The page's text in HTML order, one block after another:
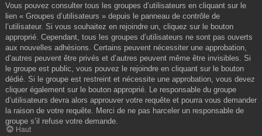
Vous pouvez consulter tous les groupes d’utilisateurs en cliquant sur le
lien « Groupes d’utilisateurs » depuis le panneau de contrôle de
l’utilisateur. Si vous souhaitez en rejoindre un, cliquez sur le bouton
approprié. Cependant, tous les groupes d’utilisateurs ne sont pas ouverts
aux nouvelles adhésions. Certains peuvent nécessiter une approbation,
d’autres peuvent être privés et d’autres peuvent même être invisibles. Si
le groupe est public, vous pouvez le rejoindre en cliquant sur le bouton
dédié. Si le groupe est restreint et nécessite une approbation, vous devez
cliquer également sur le bouton approprié. Le responsable du groupe
d’utilisateurs devra alors approuver votre requête et pourra vous demander
la raison de votre requête. Merci de ne pas harceler un responsable de
groupe s’il refuse votre demande.
Haut